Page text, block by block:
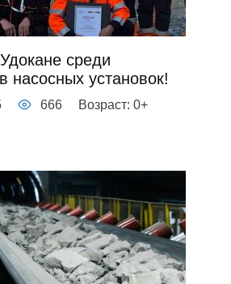
среди
насосных установок!
666 Возраст: 0+